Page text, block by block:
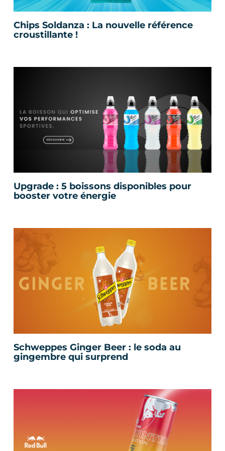
Chips Soldanza : La nouvelle référence
croustillante !
Upgrade : 5 boissons disponibles pour
booster votre énergie
Schweppes Ginger Beer : le soda au
gingembre qui surprend